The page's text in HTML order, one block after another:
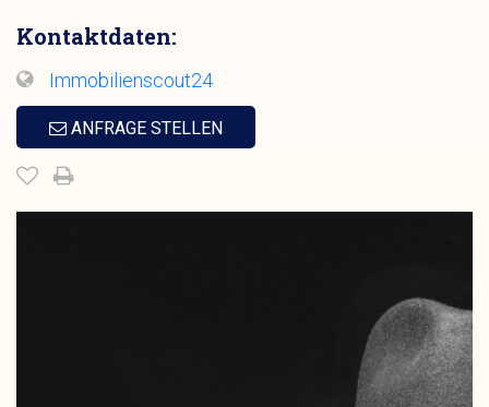
Kontaktdaten:
Immobilienscout24
ANFRAGE STELLEN